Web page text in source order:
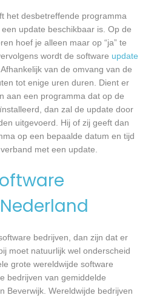
het desbetreffende programma
update beschikbaar is. Op de
hoef je alleen maar op “ja” te
wordt de software update
Afhankelijk van de omvang van de
tot enige uren duren. Dient er
aan een programma dat op de
dan zal de update door
uitgevoerd. Hij of zij geeft dan
op een bepaalde datum en tijd
met een update.
bedrijven, dan zijn dat er
moet natuurlijk wel onderscheid
grote wereldwijde software
bedrijven van gemiddelde
Beverwijk. Wereldwijde bedrijven